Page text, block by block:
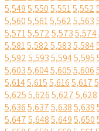
5,5495,5505,5515,552
5,5605,5615,5625,563
5,5715,5725,5735,574
5,5815,5825,5835,584
5,5925,5935,5945,595
5,6035,6045,6055,606
5,6145,6155,6165,617
5,6255,6265,6275,628
5,6365,6375,6385,639
5,6475,6485,6495,650